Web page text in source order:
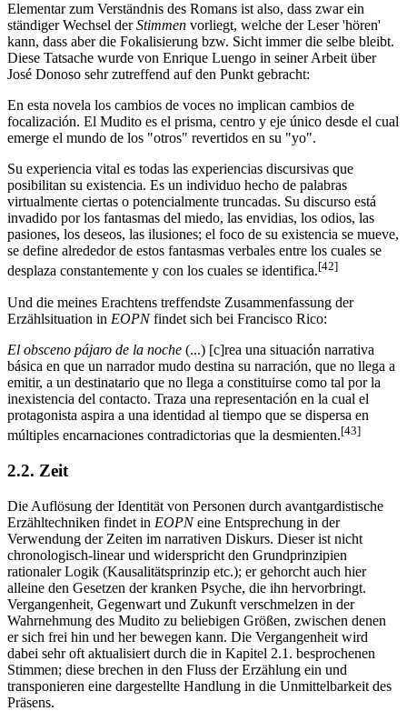
Elementar zum Verständnis des Romans ist also, dass zwar ein
ständiger Wechsel derStimmen vorliegt, welche der Leser 'hören'
kann, dass aber die Fokalisierung bzw. Sicht immer die selbe bleibt.
Diese Tatsache wurde von Enrique Luengo in seiner Arbeit über
José Donoso sehr zutreffend auf den Punkt gebracht:
En esta novela los cambios de voces no implican cambios de
focalización. El Mudito es el prisma, centro y eje único desde el cual
emerge el mundo de los "otros" revertidos en su "yo".
Su experiencia vital es todas las experiencias discursivas que
posibilitan su existencia. Es un individuo hecho de palabras
virtualmente ciertas o potencialmente truncadas. Su discurso está
invadido por los fantasmas del miedo, las envidias, los odios, las
pasiones, los deseos, las ilusiones; el foco de su existencia se mueve,
se define alrededor de estos fantasmas verbales entre los cuales se
desplaza constantemente y con los cuales se identifica.[42]
Und die meines Erachtens treffendste Zusammenfassung der
Erzählsituation in EOPNfindet sich bei Francisco Rico:
El obsceno pájaro de la noche (...) [c]rea una situación narrativa
básica en que un narrador mudo destina su narración, que no llega a
emitir, a un destinatario que no llega a constituirse como tal por la
inexistencia del contacto. Traza una representación en la cual el
protagonista aspira a una identidad al tiempo que se dispersa en
múltiples encarnaciones contradictorias que la desmienten.[43]
2.2. Zeit
Die Auflösung der Identität von Personen durch avantgardistische
Erzähltechniken findet in EOPNeine Entsprechung in der
Verwendung der Zeiten im narrativen Diskurs. Dieser ist nicht
chronologisch-linear und widerspricht den Grundprinzipien
rationaler Logik (Kausalitätsprinzip etc.); er gehorcht auch hier
alleine den Gesetzen der kranken Psyche, die ihn hervorbringt.
Vergangenheit, Gegenwart und Zukunft verschmelzen in der
Wahrnehmung des Mudito zu beliebigen Größen, zwischen denen
er sich frei hin und her bewegen kann. Die Vergangenheit wird
dabei sehr oft aktualisiert durch die in Kapitel 2.1. besprochenen
Stimmen; diese brechen in den Fluss der Erzählung ein und
transponieren eine dargestellte Handlung in die Unmittelbarkeit des
Präsens.